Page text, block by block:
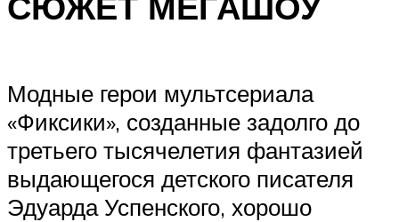
Модные герои мультсериала
«Фиксики», созданные задолго до
третьего тысячелетия фантазией
выдающегося детского писателя
Эдуарда Успенского, хорошо